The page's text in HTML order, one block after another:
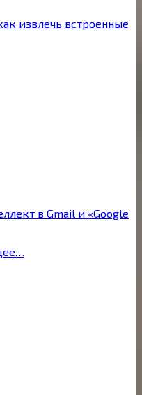
извлечь встроенные
в Gmail и «Google